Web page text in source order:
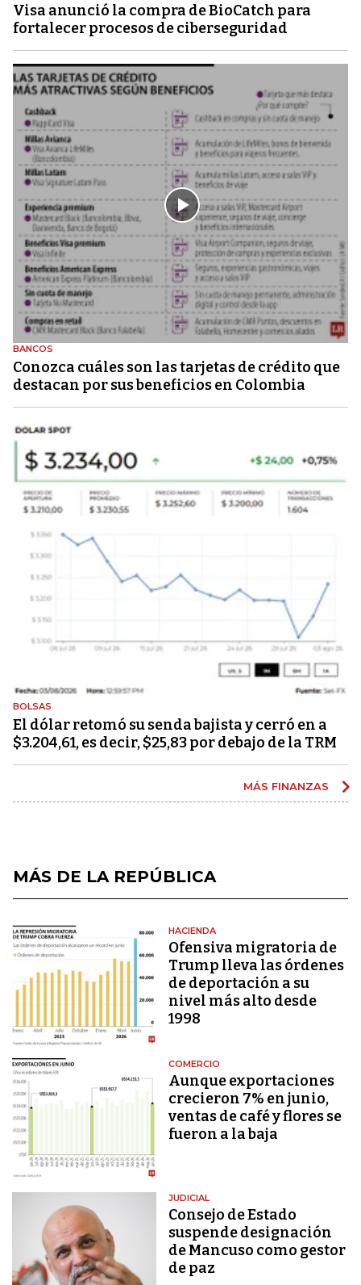
Visa anunció la compra de BioCatch para
fortalecer procesos de ciberseguridad
BANCOS
Conozca cuáles son las tarjetas de crédito que
destacan por sus beneficios en Colombia
BOLSAS
El dólar retomó su senda bajista y cerró en a
$3.204,61, es decir, $25,83 por debajo de la TRM
MÁS FINANZAS
MÁS DE LA REPÚBLICA
HACIENDA
Ofensiva migratoria de
Trump lleva las órdenes
de deportación a su
nivel más alto desde
1998
COMERCIO
Aunque exportaciones
crecieron 7% en junio,
ventas de café y flores se
fueron a la baja
JUDICIAL
Consejo de Estado
suspende designación
de Mancuso como gestor
de paz